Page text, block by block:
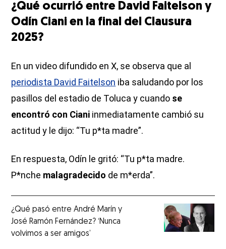
¿Qué ocurrió entre David Faitelson y
Odín Ciani en la final del Clausura
2025?
En un video difundido en X, se observa que al
periodista David Faitelson iba saludando por los
pasillos del estadio de Toluca y cuando se
encontró con Ciani inmediatamente cambió su
actitud y le dijo: “Tu p*ta madre”.
En respuesta, Odín le gritó: “Tu p*ta madre.
P*nche malagradecido de m*erda”.
¿Qué pasó entre André Marín y
José Ramón Fernández? ‘Nunca
volvimos a ser amigos’